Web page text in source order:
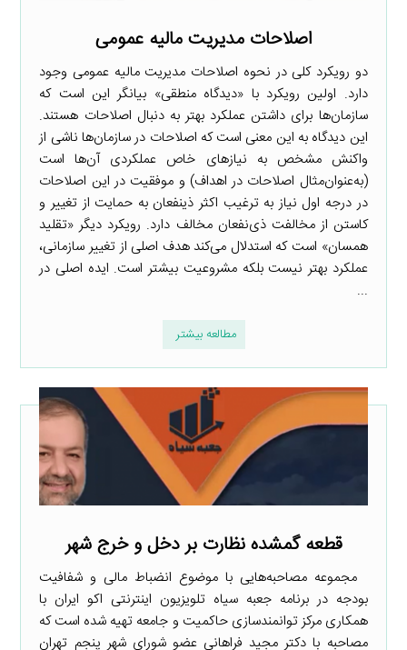
اصلاحات مدیریت مالیه عمومی
دو رویکرد کلی در نحوه اصلاحات مدیریت مالیه عمومی وجود
دارد. اولین رویکرد با «دیدگاه منطقی» بیانگر این است که
سازمان‌ها برای داشتن عملکرد بهتر به دنبال اصلاحات هستند.
این دیدگاه به این معنی است که اصلاحات در سازمان‌ها ناشی از
واکنش مشخص به نیازهای خاص عملکردی آن‌ها است
(به‌عنوان‌مثال اصلاحات در اهداف) و موفقیت در این اصلاحات
در درجه اول نیاز به ترغیب اکثر ذینفعان به حمایت از تغییر و
کاستن از مخالفت ذی‌نفعان مخالف دارد. رویکرد دیگر «تقلید
همسان» است که استدلال می‌کند هدف اصلی از تغییر سازمانی،
عملکرد بهتر نیست بلکه مشروعیت بیشتر است. ایده اصلی در
...
مطالعه بیشتر
قطعه گمشده نظارت بر دخل و خرج شهر
مجموعه مصاحبه‌هایی با موضوع انضباط مالی و شفافیت
بودجه در برنامه جعبه سیاه تلویزیون اینترنتی اکو ایران با
همکاری مرکز توانمندسازی حاکمیت و جامعه تهیه شده است که
مصاحبه با دکتر مجید فراهانی عضو شورای شهر پنجم تهران